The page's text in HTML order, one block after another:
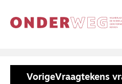
VorigeVraagtekens